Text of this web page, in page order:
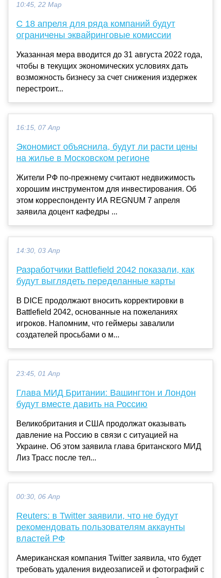
10:45, 22 Мар
С 18 апреля для ряда компаний будут
ограничены эквайринговые комиссии
Указанная мера вводится до 31 августа 2022 года,
чтобы в текущих экономических условиях дать
возможность бизнесу за счет снижения издержек
перестроит...
16:15, 07 Апр
Экономист объяснила, будут ли расти цены
на жилье в Московском регионе
Жители РФ по-прежнему считают недвижимость
хорошим инструментом для инвестирования. Об
этом корреспонденту ИА REGNUM 7 апреля
заявила доцент кафедры ...
14:30, 03 Апр
Разработчики Battlefield 2042 показали, как
будут выглядеть переделанные карты
В DICE продолжают вносить корректировки в
Battlefield 2042, основанные на пожеланиях
игроков. Напомним, что геймеры завалили
создателей просьбами о м...
23:45, 01 Апр
Глава МИД Британии: Вашингтон и Лондон
будут вместе давить на Россию
Великобритания и США продолжат оказывать
давление на Россию в связи с ситуацией на
Украине. Об этом заявила глава британского МИД
Лиз Трасс после тел...
00:30, 06 Апр
Reuters: в Twitter заявили, что не будут
рекомендовать пользователям аккаунты
властей РФ
Американская компания Twitter заявила, что будет
требовать удаления видеозаписей и фотографий с